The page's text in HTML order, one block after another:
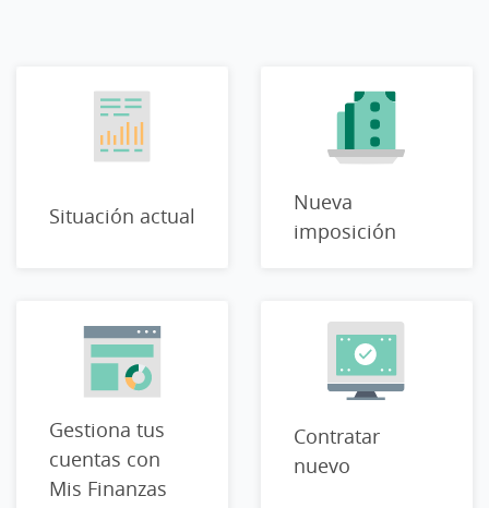
Situación actual
Nueva
imposición
Gestiona tus
cuentas con
Mis Finanzas
Contratar
nuevo